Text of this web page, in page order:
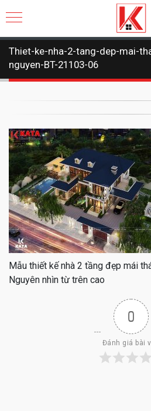
Thiet-ke-nha-2-tang-dep-mai-
nguyen-BT-21103-06
Mẫu thiết kế nhà 2 tầng đẹp mái
Nguyên nhìn từ trên cao
0
Đánh giá bài